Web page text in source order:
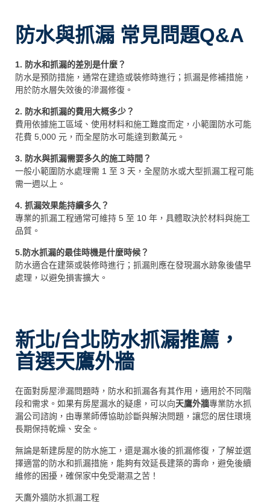
防水與抓漏 常見問題Q&A
1. 防水和抓漏的差別是什麼？
防水是預防措施，通常在建造或裝修時進行；抓漏是修補措施，
用於防水層失效後的滲漏修復。
2. 防水和抓漏的費用大概多少？
費用依據施工區域、使用材料和施工難度而定，小範圍防水可能
花費 5,000 元，而全屋防水可能達到數萬元。
3. 防水與抓漏需要多久的施工時間？
一般小範圍防水處理需 1 至 3 天，全屋防水或大型抓漏工程可能
需一週以上。
4. 抓漏效果能持續多久？
專業的抓漏工程通常可維持 5 至 10 年，具體取決於材料與施工
品質。
5.防水抓漏的最佳時機是什麼時候？
防水適合在建築或裝修時進行；抓漏則應在發現漏水跡象後儘早
處理，以避免損害擴大。
新北/台北防水抓漏推薦，
首選天鷹外牆
在面對房屋滲漏問題時，防水和抓漏各有其作用，適用於不同階
段和需求。如果有房屋漏水的疑慮，可以向天鷹外牆專業防水抓
漏公司諮詢，由專業師傅協助診斷與解決問題，讓您的居住環境
長期保持乾燥、安全。
無論是新建房屋的防水施工，還是漏水後的抓漏修復，了解並選
擇適當的防水和抓漏措施，能夠有效延長建築的壽命，避免後續
維修的困擾，確保家中免受潮濕之苦！
天鷹外牆防水抓漏工程